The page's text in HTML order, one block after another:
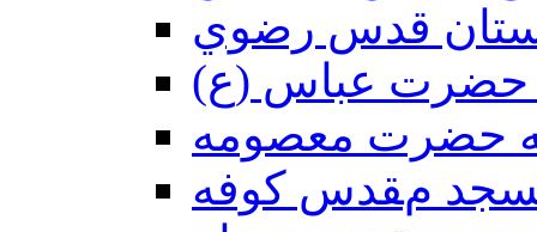
قدس رضوي
حضرت عباس (ع)
حضرت معصومه
مقدس كوفه